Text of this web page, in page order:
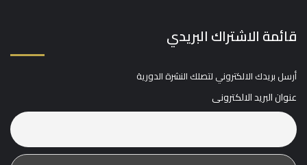
قائمة الاشتراك البريدي
أرسل بريدك الالكتروني لتصلك النشرة الدورية
عنوان البريد الالكترونى